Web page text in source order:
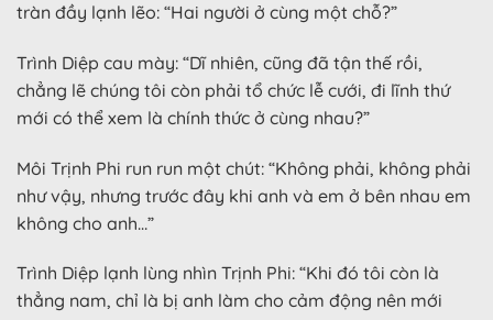
tràn đầy lạnh lẽo: “Hai người ở cùng một chỗ?”
Trình Diệp cau mày: “Dĩ nhiên, cũng đã tận thế rồi,
chẳng lẽ chúng tôi còn phải tổ chức lễ cưới, đi lĩnh thứ
mới có thể xem là chính thức ở cùng nhau?”
Môi Trịnh Phi run run một chút: “Không phải, không phải
như vậy, nhưng trước đây khi anh và em ở bên nhau em
không cho anh…”
Trình Diệp lạnh lùng nhìn Trịnh Phi: “Khi đó tôi còn là
thẳng nam, chỉ là bị anh làm cho cảm động nên mới